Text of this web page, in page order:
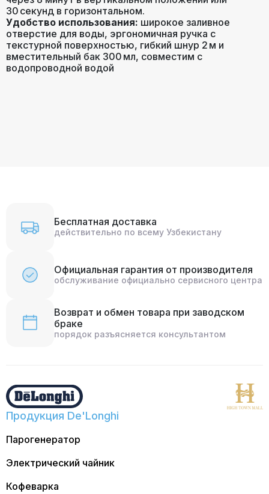
30 секунд в горизонтальном.
Удобство использования: широкое заливное
отверстие для воды, эргономичная ручка с
текстурной поверхностью, гибкий шнур 2 м и
вместительный бак 300 мл, совместим с
водопроводной водой
Бесплатная доставка
действительно по всему Узбекистану
Официальная гарантия от производителя
обслуживание официально сервисного центра
Возврат и обмен товара при заводском
браке
порядок разъясняется консультантом
Продукция De'Longhi
Парогенератор
Электрический чайник
Кофеварка